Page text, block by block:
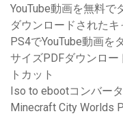
YouTube動画を無料で
ダウンロードされた
PS4でYouTube動画を
サイズPDFダウンロ
トカット
Iso to ebootコンバー
Minecraft City Worlds